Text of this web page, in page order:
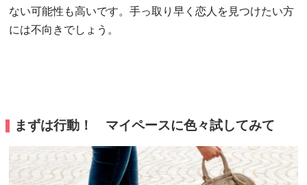
ない可能性も高いです。手っ取り早く恋人を見つけたい方
には不向きでしょう。
まずは行動！ マイペースに色々試してみて